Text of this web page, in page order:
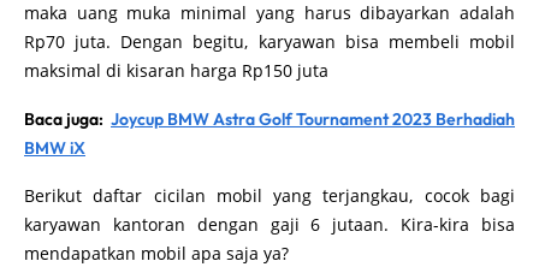
maka uang muka minimal yang harus dibayarkan adalah
Rp70 juta. Dengan begitu, karyawan bisa membeli mobil
maksimal di kisaran harga Rp150 juta
Baca juga: Joycup BMW Astra Golf Tournament 2023 Berhadiah
BMW iX
Berikut daftar cicilan mobil yang terjangkau, cocok bagi
karyawan kantoran dengan gaji 6 jutaan. Kira-kira bisa
mendapatkan mobil apa saja ya?